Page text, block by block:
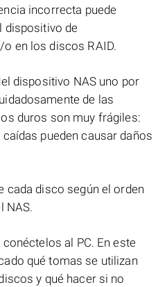
incorrecta puede
dispositivo de
en los discos RAID.
dispositivo NAS uno por
de las
duros son muy frágiles:
pueden causar daños
cada disco según el orden
NAS.
al PC. En este
qué tomas se utilizan
y qué hacer si no